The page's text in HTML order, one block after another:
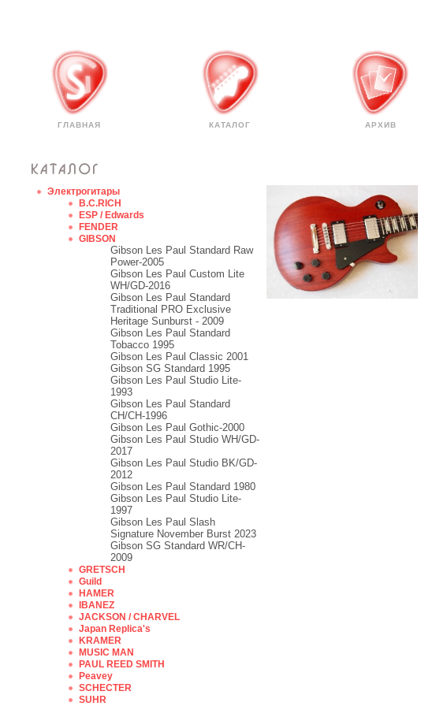
ГЛАВНАЯ КАТАЛОГ АРХИВ
Электрогитары
B.C.RICH
ESP / Edwards
FENDER
GIBSON
Gibson Les Paul Standard Raw
Power-2005
Gibson Les Paul Custom Lite
WH/GD-2016
Gibson Les Paul Standard
Traditional PRO Exclusive
Heritage Sunburst - 2009
Gibson Les Paul Standard
Tobacco 1995
Gibson Les Paul Classic 2001
Gibson SG Standard 1995
Gibson Les Paul Studio Lite-
1993
Gibson Les Paul Standard
CH/CH-1996
Gibson Les Paul Gothic-2000
Gibson Les Paul Studio WH/GD-
2017
Gibson Les Paul Studio BK/GD-
2012
Gibson Les Paul Standard 1980
Gibson Les Paul Studio Lite-
1997
Gibson Les Paul Slash
Signature November Burst 2023
Gibson SG Standard WR/CH-
2009
GRETSCH
Guild
HAMER
IBANEZ
JACKSON / CHARVEL
Japan Replica's
KRAMER
MUSIC MAN
PAUL REED SMITH
Peavey
SCHECTER
SUHR